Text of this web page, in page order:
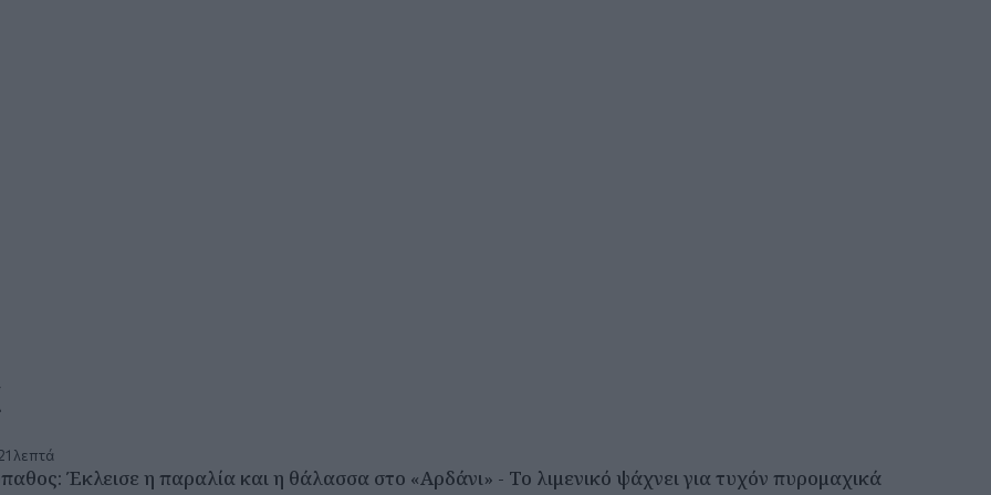
λεπτά
Έκλεισε η παραλία και η θάλασσα στο «Αρδάνι» - Το λιμενικό ψάχνει για τυχόν πυρομαχικά